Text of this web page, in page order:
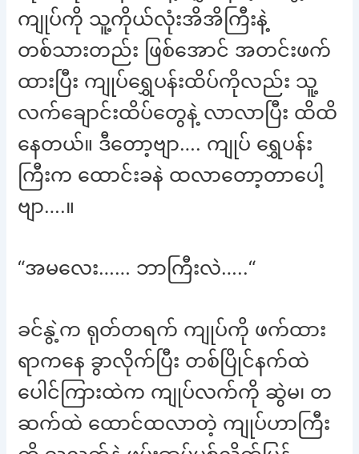
ကျုပ်ကို သူ့ကိုယ်လုံးအိအိကြီးနဲ့
တစ်သားတည်း ဖြစ်အောင် အတင်းဖက်
ထားပြီး ကျုပ်ရွှေပန်းထိပ်ကိုလည်း သူ့
လက်ချောင်းထိပ်တွေနဲ့ လာလာပြီး ထိထိ
နေတယ်။ ဒီတော့ဗျာ…. ကျုပ် ရွှေပန်း
ကြီးက ထောင်းခနဲ ထလာတော့တာပေါ့
ဗျာ….။
“အမလေး…… ဘာကြီးလဲ…..“
ခင်နွဲ့က ရုတ်တရက် ကျုပ်ကို ဖက်ထား
ရာကနေ ခွာလိုက်ပြီး တစ်ပြိုင်နက်ထဲ
ပေါင်ကြားထဲက ကျုပ်လက်ကို ဆွဲမ၊ တ
ဆက်ထဲ ထောင်ထလာတဲ့ ကျုပ်ဟာကြီး